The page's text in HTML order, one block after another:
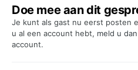
Doe mee aan dit
Je kunt als gast nu eerst posten
u al een account hebt, meld u
account.